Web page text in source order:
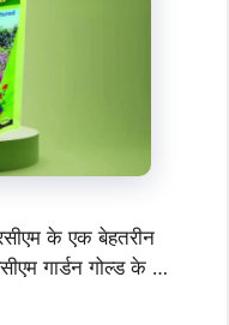
के एक बेहतरीन
गार्डन गोल्ड के …